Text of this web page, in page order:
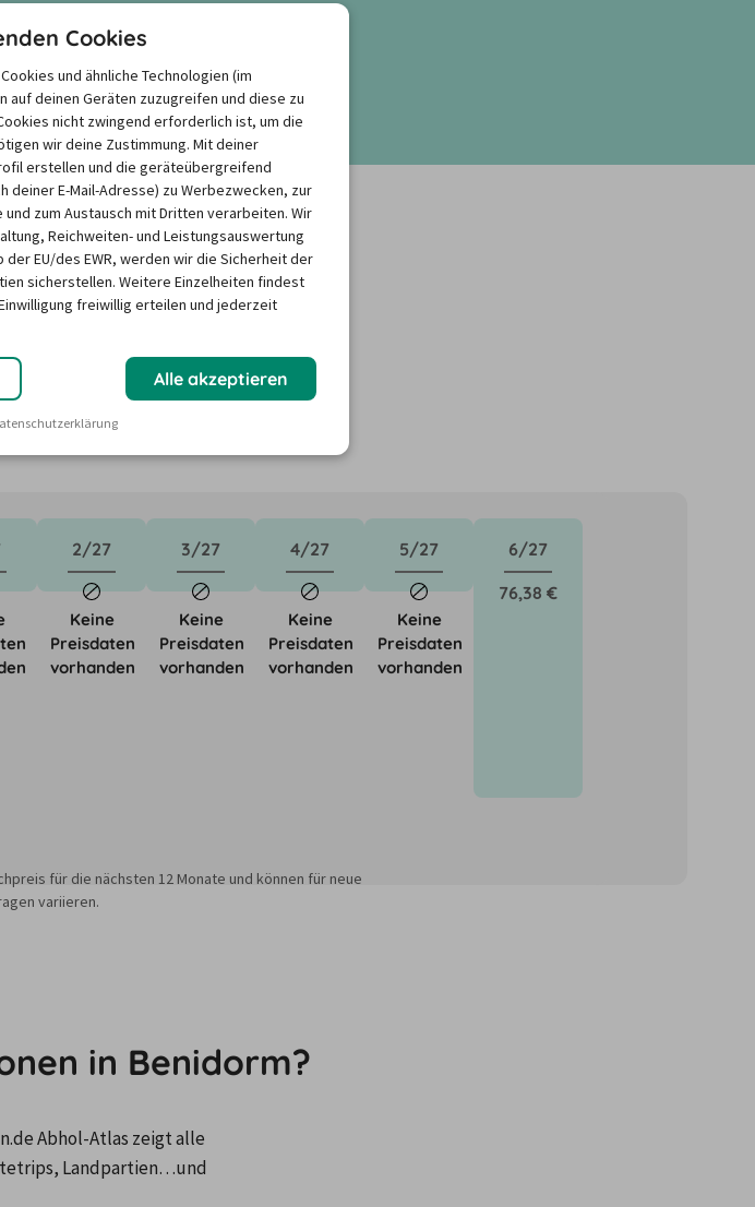
?
Feiertage oder lokale
hilft immer, das
2/27
Keine
Preisdaten
vorhanden
3/27
Keine
Preisdaten
vorhanden
4/27
Keine
Preisdaten
vorhanden
5/27
Keine
Preisdaten
vorhanden
6/27
76,38 €
für die nächsten 12 Monate und können für neue
variieren.
in Benidorm?
Abhol-Atlas zeigt alle
Landpartien…und
Cookies
und ähnliche Technologien (im
auf deinen Geräten zuzugreifen und diese zu
nicht zwingend erforderlich ist, um die
wir deine Zustimmung. Mit deiner
erstellen und die geräteübergreifend
E-Mail-Adresse) zu Werbezwecken, zur
zum Austausch mit Dritten verarbeiten. Wir
Reichweiten- und Leistungsauswertung
EU/des EWR, werden wir die Sicherheit der
sicherstellen. Weitere Einzelheiten findest
freiwillig erteilen und jederzeit
Alle akzeptieren